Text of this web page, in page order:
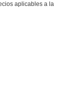
aplicables a la